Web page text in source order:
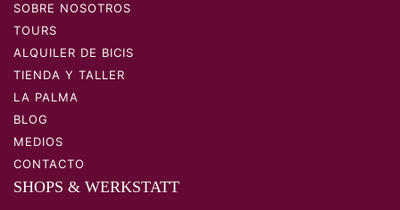
SOBRE NOSOTROS
TOURS
ALQUILER DE BICIS
TIENDA Y TALLER
LA PALMA
BLOG
MEDIOS
CONTACTO
SHOPS & WERKSTATT